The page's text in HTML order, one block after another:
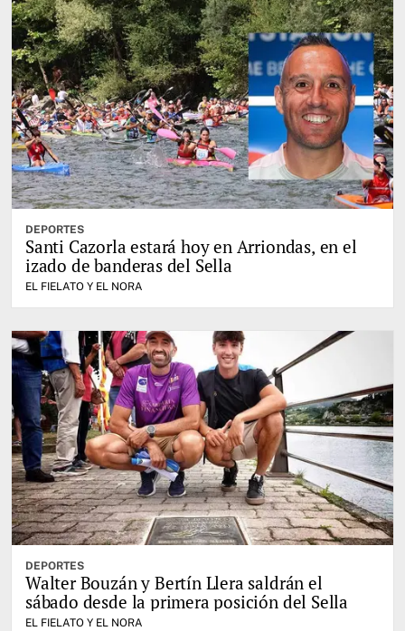
DEPORTES
Santi Cazorla estará hoy en Arriondas, en el
izado de banderas del Sella
EL FIELATO Y EL NORA
DEPORTES
Walter Bouzán y Bertín Llera saldrán el
sábado desde la primera posición del Sella
EL FIELATO Y EL NORA